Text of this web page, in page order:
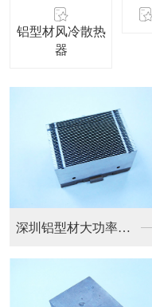
铝型材风冷散热
器
深圳铝型材风冷散热器